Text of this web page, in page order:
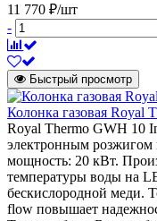
11 770 ₽/шт
-
Быстрый просмотр
Колонка газовая Royal
Royal Thermo GWH 10
электронным розжигом
мощность: 20 кВт.
температуры воды на
бескислородной меди.
flow повышает